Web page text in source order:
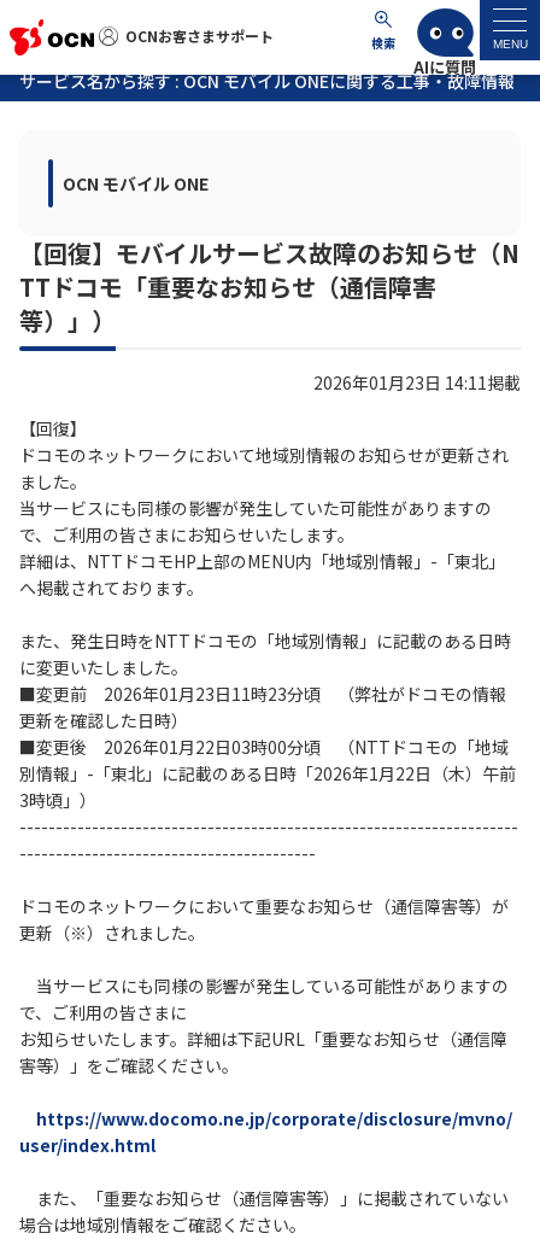
OCNお客さまサポート 検索 MENU
OCNお客さまサポート
マイページ
サポートトップ
サービス名から探す
よくあるご質問
各種ダウンロード
お問い合わせ
履歴・お気に入り
お知らせ
NTTドコモビジネスのお客さ
まはこちら
サービス
サービス名から探す : OCN モバイル ONEに関する工事・故障情報
OCN モバイル ONE
【回復】モバイルサービス故障のお知らせ（N
TTドコモ「重要なお知らせ（通信障害
等）」）
2026年01月23日 14:11掲載
【回復】
ドコモのネットワークにおいて地域別情報のお知らせが更新され
ました。
当サービスにも同様の影響が発生していた可能性がありますの
で、ご利用の皆さまにお知らせいたします。
詳細は、NTTドコモHP上部のMENU内「地域別情報」-「東北」
へ掲載されております。
また、発生日時をNTTドコモの「地域別情報」に記載のある日時
に変更いたしました。
■変更前 2026年01月23日11時23分頃 （弊社がドコモの情報
更新を確認した日時）
■変更後 2026年01月22日03時00分頃 （NTTドコモの「地域
別情報」-「東北」に記載のある日時「2026年1月22日（木）午前
3時頃」）
---------------------------------------------------------------------
-----------------------------------------
ドコモのネットワークにおいて重要なお知らせ（通信障害等）が
更新（※）されました。
当サービスにも同様の影響が発生している可能性がありますの
で、ご利用の皆さまに
お知らせいたします。詳細は下記URL「重要なお知らせ（通信障
害等）」をご確認ください。
https://www.docomo.ne.jp/corporate/disclosure/mvno/
user/index.html
また、「重要なお知らせ（通信障害等）」に掲載されていない
場合は地域別情報をご確認ください。